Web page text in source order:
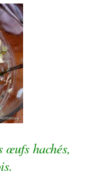
œufs hachés,